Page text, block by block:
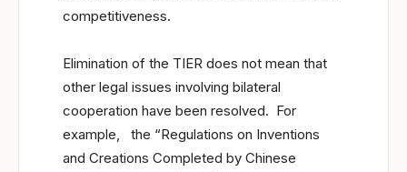
competitiveness.
Elimination of the TIER does not mean that
other legal issues involving bilateral
cooperation have been resolved. For
example, the “Regulations on Inventions
and Creations Completed by Chinese